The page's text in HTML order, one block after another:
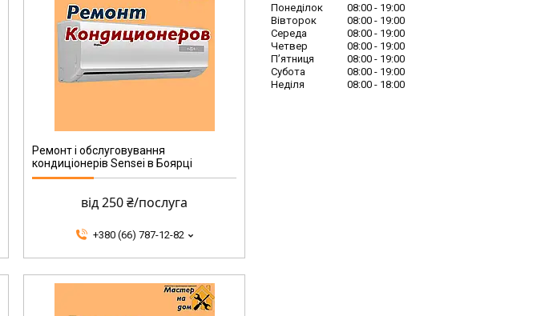
Ремонт і обслуговування
кондиціонерів Sensei в Боярці
від 250 ₴/послуга
+380 (66) 787-12-82
Понеділок 08:00
19:00
Вівторок
08:00
19:00
Середа
08:00
19:00
Четвер
08:00
19:00
Пʼятниця
08:00
19:00
Субота
08:00
19:00
Неділя
08:00 18:00